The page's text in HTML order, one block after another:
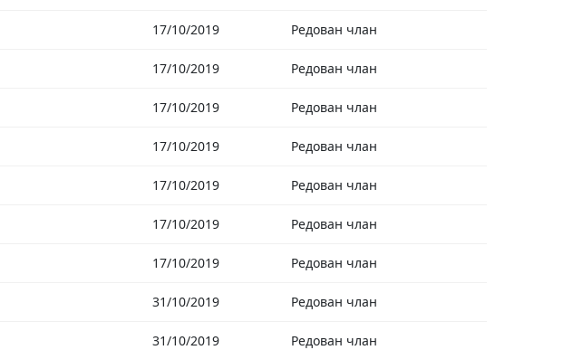
17/10/2019 Редован члан
17/10/2019 Редован члан
17/10/2019 Редован члан
17/10/2019 Редован члан
17/10/2019 Редован члан
17/10/2019 Редован члан
17/10/2019 Редован члан
31/10/2019 Редован члан
31/10/2019 Редован члан